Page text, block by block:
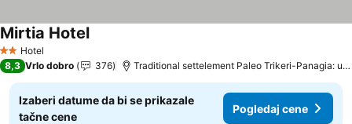
2 Zvezdice
Hotel
Mirtia Hotel
8,3 Vrlo dobro 376 Traditional settelement Paleo Trikeri-Panagia: udaljenost 19.8 km
Izaberi datume da bi se prikazale
tačne cene
Pogledaj cene